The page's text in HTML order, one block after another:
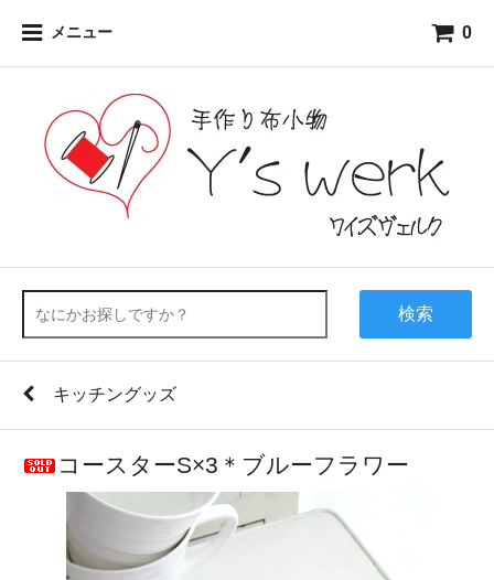
メニュー 0
検索
キッチングッズ
コースターS×3＊ブルーフラワー